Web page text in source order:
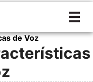
de Voz